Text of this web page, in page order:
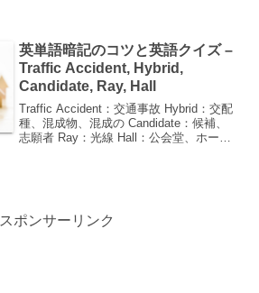
bamboo：竹 res...
英単語暗記のコツと英語クイズ –
Traffic Accident, Hybrid,
Candidate, Ray, Hall
Traffic Accident：交通事故 Hybrid：交配
種、混成物、混成の Candidate：候補、
志願者 Ray：光線 Hall：公会堂、ホー
スポンサーリンク